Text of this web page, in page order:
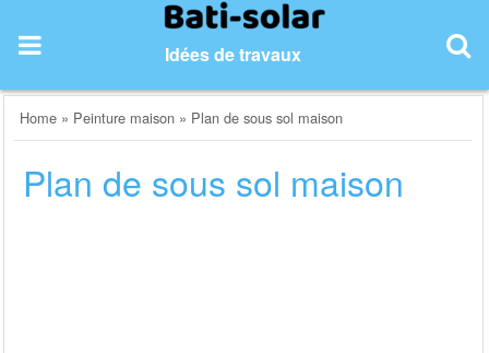
content
Idées de travaux
Home » Peinture maison » Plan de sous sol maison
Plan de sous sol maison